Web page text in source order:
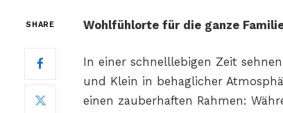
SHARE Wohlfühlorte für die ganze
In einer schnelllebigen Zeit
und Klein in behaglicher
einen zauberhaften Rahmen: